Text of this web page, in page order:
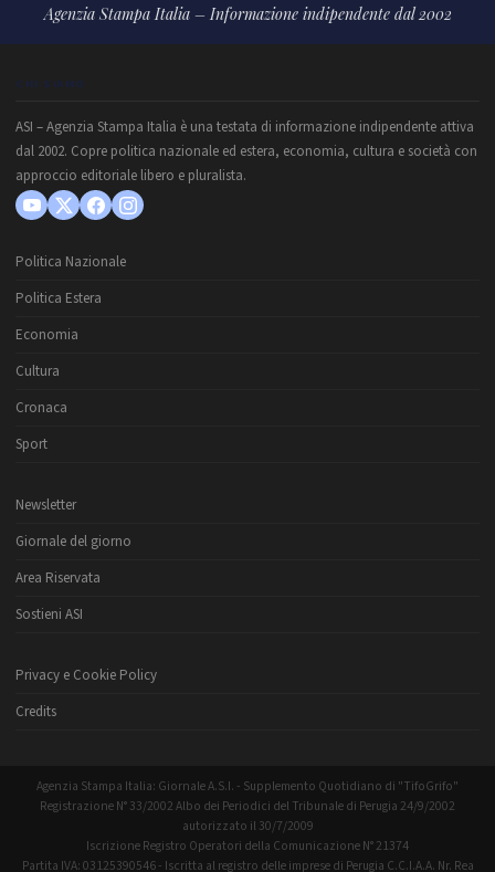
Agenzia Stampa Italia – Informazione indipendente dal 2002
CHI SIAMO
ASI – Agenzia Stampa Italia è una testata di informazione indipendente attiva
dal 2002. Copre politica nazionale ed estera, economia, cultura e società con
approccio editoriale libero e pluralista.
Politica Nazionale
Politica Estera
Economia
Cultura
Cronaca
Sport
Newsletter
Giornale del giorno
Area Riservata
Sostieni ASI
Privacy e Cookie Policy
Credits
Agenzia Stampa Italia: Giornale A.S.I. - Supplemento Quotidiano di "TifoGrifo"
Registrazione N° 33/2002 Albo dei Periodici del Tribunale di Perugia 24/9/2002
autorizzato il 30/7/2009
Iscrizione Registro Operatori della Comunicazione N° 21374
Partita IVA: 03125390546 - Iscritta al registro delle imprese di Perugia C.C.I.A.A. Nr. Rea